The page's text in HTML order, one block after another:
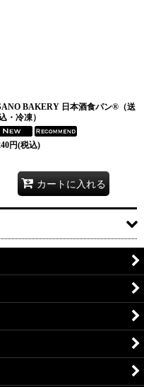
BAKERY 日本酒食パン®（送
・冷凍）
円(税込)
カートに入れる